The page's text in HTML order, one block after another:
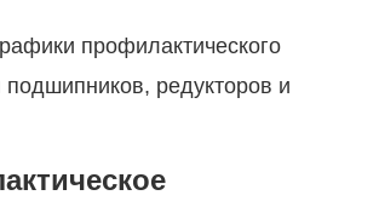
профилактического
редукторов и